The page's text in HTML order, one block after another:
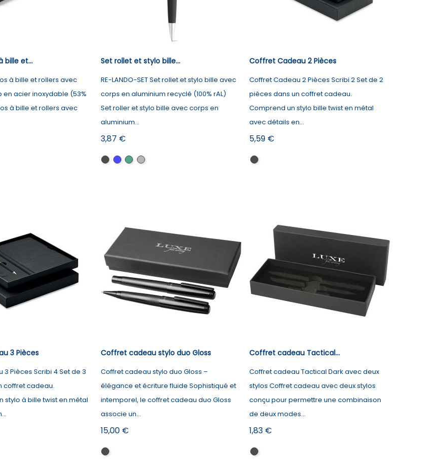
bille et...
à bille et rollers avec
en acier inoxydable (53%
à bille et rollers avec
Set rollet et stylo bille...
RE-LANDO-SET Set rollet et stylo bille avec
corps en aluminium recyclé (100% rAL)
Set roller et stylo bille avec corps en
aluminium...
Prix
3,87 €
NoirBleuVertArgenté
Coffret Cadeau 2 Pièces
Coffret Cadeau 2 Pièces Scribi 2 Set de 2
pièces dans un coffret cadeau.
Comprend un stylo bille twist en métal
avec détails en...
Prix
5,59 €
Noir
3 Pièces
3 Pièces Scribi 4 Set de 3
coffret cadeau.
stylo à bille twist en métal
Coffret cadeau stylo duo Gloss
Coffret cadeau stylo duo Gloss –
élégance et écriture fluide Sophistiqué et
intemporel, le coffret cadeau duo Gloss
associe un...
Prix
15,00 €
Noir
Coffret cadeau Tactical...
Coffret cadeau Tactical Dark avec deux
stylos Coffret cadeau avec deux stylos
conçu pour permettre une combinaison
de deux modes...
Prix
1,83 €
Noir